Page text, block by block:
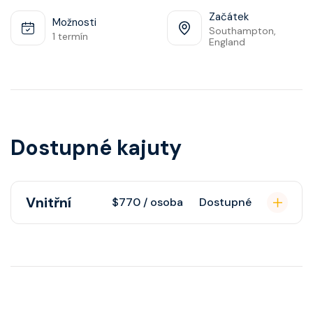
Možnosti
1 termín
Začátek
Southampton,
England
Dostupné kajuty
Vnitřní $770 / osoba Dostupné
fén, soukromou koupelnu se